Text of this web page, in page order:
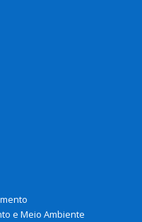
e Meio Ambiente